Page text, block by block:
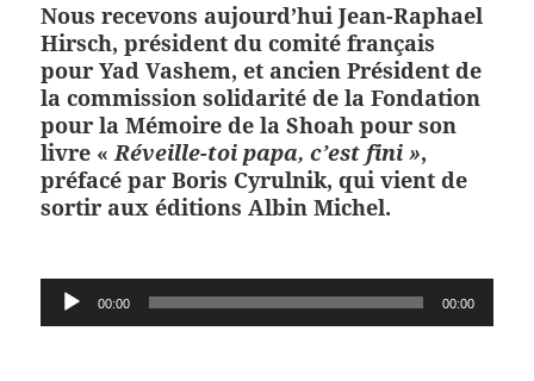
Nous recevons aujourd’huiJean-Raphael
Hirsch, président du comité français
pour Yad Vashem, et ancien Président de
la commission solidarité de la Fondation
pour la Mémoire de la Shoah pour son
livre « Réveille-toi papa, c’est fini »,
préfacé par Boris Cyrulnik, qui vient de
sortir aux éditions Albin Michel.
Lecteur
audio00:00 00:00